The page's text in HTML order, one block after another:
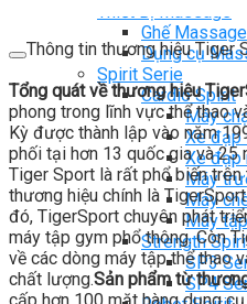
Thiết Bị Massage
Ghế Massage
Dụng cụ
Spirit Serie
Cardio Spirit
Máy
Xe đạp
Xe đạp
Máy
Máy
Máy
Strength
SP3
SP4
Thông tin thương hiệu Tiger
Tổng quát về thương hiệu
phong trong lĩnh vực thể thao
Kỳ được thành lập vào năm
phối tại hơn 13 quốc gia và 25
Tiger Sport là rất phổ biến
thương hiệu chính là
đó, TigerSport chuyên phát
máy tập gym phổ thông. Còn
về các dòng máy tập thể thao
chất lượng.Sản phẩm từ